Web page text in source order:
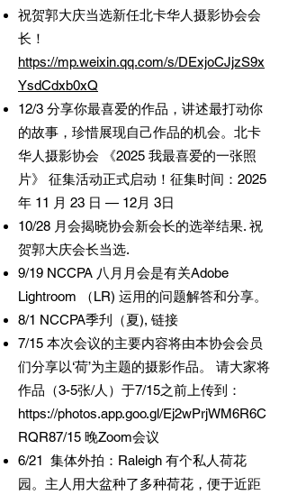
祝贺郭大庆当选新任北卡华人摄影协会会
长！
https://mp.weixin.qq.com/s/DExjoCJjzS9x
YsdCdxb0xQ
12/3 分享你最喜爱的作品，讲述最打动你
的故事，珍惜展现自己作品的机会。北卡
华人摄影协会 《2025 我最喜爱的一张照
片》 征集活动正式启动！征集时间：2025
年 11 月 23 日 — 12月 3日
10/28 月会揭晓协会新会长的选举结果. 祝
贺郭大庆会长当选.
9/19 NCCPA 八月月会是有关Adobe
Lightroom （LR) 运用的问题解答和分享。
8/1 NCCPA季刋（夏), 链接
7/15 本次会议的主要内容将由本协会会员
们分享以‘荷’为主题的摄影作品。 请大家将
作品（3-5张/人）于7/15之前上传到：
https://photos.app.goo.gl/Ej2wPrjWM6R6C
RQR87/15 晚Zoom会议
6/21 集体外拍：Raleigh 有个私人荷花
园。主人用大盆种了多种荷花，便于近距